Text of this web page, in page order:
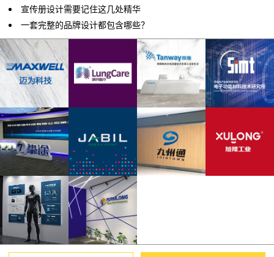
宣传册设计需要记住这几处精华
一套完整的品牌设计都包含哪些？